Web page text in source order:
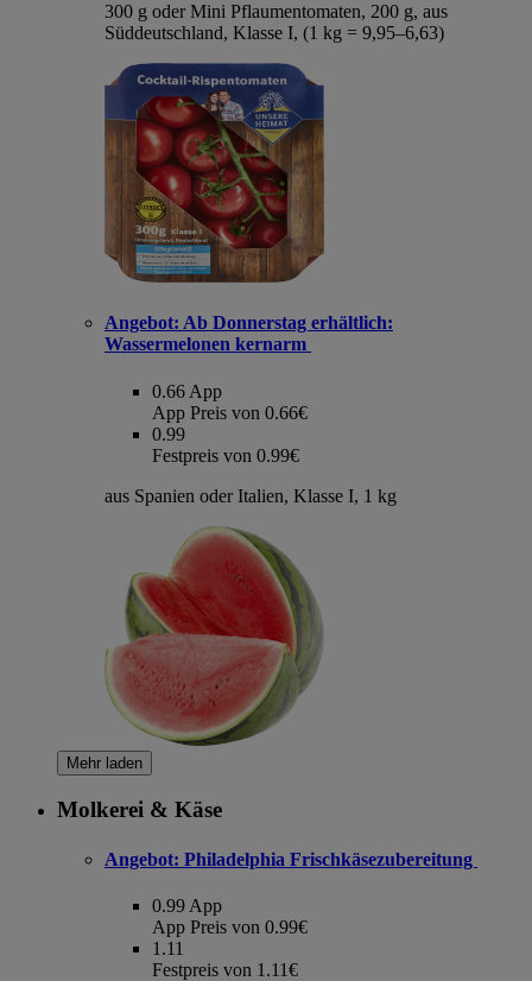
300 g oder Mini Pflaumentomaten, 200 g, aus
Süddeutschland, Klasse I, (1 kg = 9,95–6,63)
Angebot: Ab Donnerstag erhältlich:
Wassermelonen kernarm
0.66 App
App Preis von 0.66€
0.99
Festpreis von 0.99€
aus Spanien oder Italien, Klasse I, 1 kg
Mehr laden
Molkerei & Käse
Angebot: Philadelphia Frischkäsezubereitung
0.99 App
App Preis von 0.99€
1.11
Festpreis von 1.11€